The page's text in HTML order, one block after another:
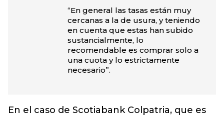
“En general las tasas están muy
cercanas a la de usura, y teniendo
en cuenta que estas han subido
sustancialmente, lo
recomendable es comprar solo a
una cuota y lo estrictamente
necesario”.
En el caso de Scotiabank Colpatria, que es